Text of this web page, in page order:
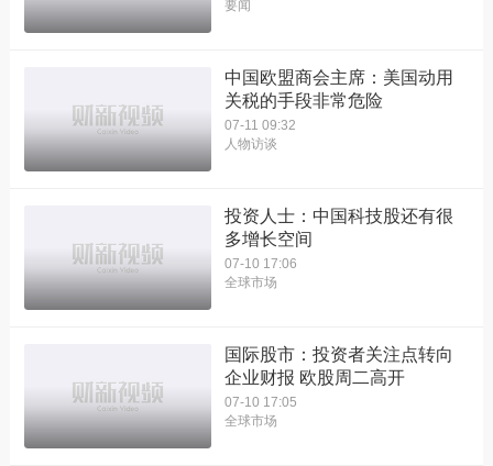
要闻
中国欧盟商会主席：美国动用
关税的手段非常危险
07-11 09:32
人物访谈
投资人士：中国科技股还有很
多增长空间
07-10 17:06
全球市场
国际股市：投资者关注点转向
企业财报 欧股周二高开
07-10 17:05
全球市场